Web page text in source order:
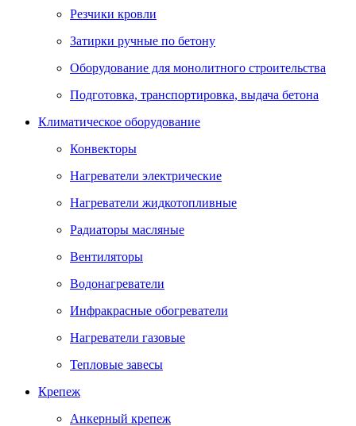
Резчики кровли
Затирки ручные по бетону
Оборудование для монолитного строительства
Подготовка, транспортировка, выдача бетона
Климатическое оборудование
Конвекторы
Нагреватели электрические
Нагреватели жидкотопливные
Радиаторы масляные
Вентиляторы
Водонагреватели
Инфракрасные обогреватели
Нагреватели газовые
Тепловые завесы
Крепеж
Анкерный крепеж